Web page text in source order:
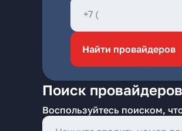
Найти провайдеров
Поиск
Воспользуйтесь поиском,